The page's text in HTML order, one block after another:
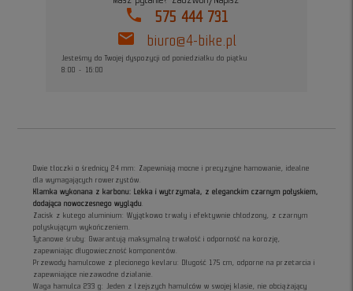
phone 575 444 731
mail biuro@4-bike.pl
Jesteśmy do Twojej dyspozycji od poniedziałku do piątku
8:00 - 16:00
Dwie tłoczki o średnicy 24 mm: Zapewniają mocne i precyzyjne hamowanie, idealne
dla wymagających rowerzystów.
Klamka wykonana z karbonu: Lekka i wytrzymała, z eleganckim czarnym połyskiem,
dodająca nowoczesnego wyglądu
Zacisk z kutego aluminium: Wyjątkowo trwały i efektywnie chłodzony, z czarnym
połyskującym wykończeniem.
Tytanowe śruby: Gwarantują maksymalną trwałość i odporność na korozję,
zapewniając długowieczność komponentów.
Przewody hamulcowe z plecionego kevlaru: Długość 175 cm, odporne na przetarcia i
zapewniające niezawodne działanie.
Waga hamulca 233 g: Jeden z lżejszych hamulców w swojej klasie, nie obciążający